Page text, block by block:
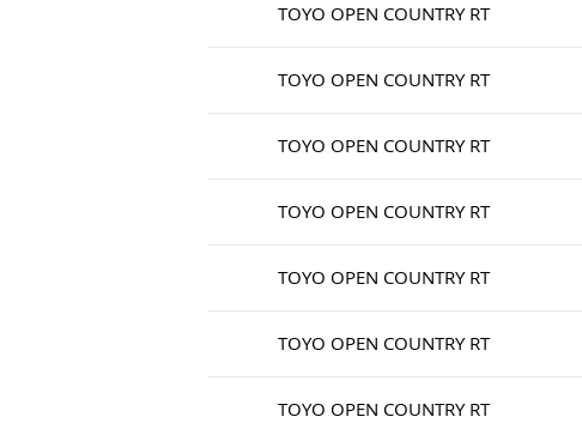
TOYO OPEN COUNTRY RT
TOYO OPEN COUNTRY RT
TOYO OPEN COUNTRY RT
TOYO OPEN COUNTRY RT
TOYO OPEN COUNTRY RT
TOYO OPEN COUNTRY RT
TOYO OPEN COUNTRY RT